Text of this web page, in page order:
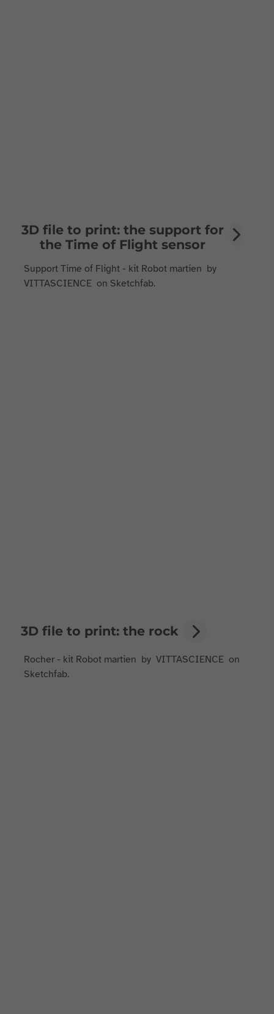
3D file to print: the support for
the Time of Flight sensor
Support Time of Flight - kit Robot martien by
VITTASCIENCE on Sketchfab.
3D file to print: the rock
Rocher - kit Robot martien by VITTASCIENCE on
Sketchfab.